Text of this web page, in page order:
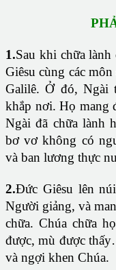
1.Sau khi chữa
Giêsu cùng các
Galilê. Ở đó, Ngài
khắp nơi. Họ mang
Ngài đã chữa lành
bơ vơ không có
và ban lương thực
2.Đức Giêsu lên
Người giảng, và
chữa. Chúa chữa
được, mù được
và ngợi khen Chúa.